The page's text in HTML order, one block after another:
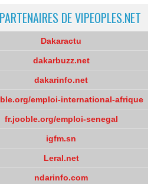
DE VIPEOPLES.NET
Dakaractu
dakarbuzz.net
dakarinfo.net
emploi-international-afrique
fr.jooble.org/emploi-senegal
igfm.sn
Leral.net
ndarinfo.com